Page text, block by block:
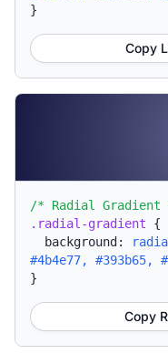
}
Copy
/* Radial
.radial-gradient {
background:
#4b4e77, #393b65,
}
Copy